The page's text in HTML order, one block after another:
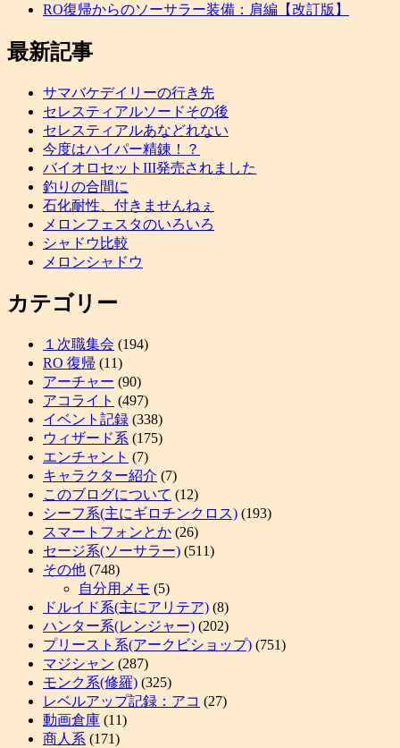
RO復帰からのソーサラー装備：肩編【改訂版】
最新記事
サマバケデイリーの行き先
セレスティアルソードその後
セレスティアルあなどれない
今度はハイパー精錬！？
バイオロセットIII発売されました
釣りの合間に
石化耐性、付きませんねぇ
メロンフェスタのいろいろ
シャドウ比較
メロンシャドウ
カテゴリー
１次職集会 (194)
RO 復帰 (11)
アーチャー (90)
アコライト (497)
イベント記録 (338)
ウィザード系 (175)
エンチャント (7)
キャラクター紹介 (7)
このブログについて (12)
シーフ系(主にギロチンクロス) (193)
スマートフォンとか (26)
セージ系(ソーサラー) (511)
その他 (748)
自分用メモ (5)
ドルイド系(主にアリテア) (8)
ハンター系(レンジャー) (202)
プリースト系(アークビショップ) (751)
マジシャン (287)
モンク系(修羅) (325)
レベルアップ記録：アコ (27)
動画倉庫 (11)
商人系 (171)